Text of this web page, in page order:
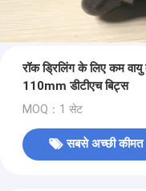
रॉक ड्रिलिंग के लिए कम
110mm डीटीएच बिट्स
MOQ：1 सेट
सबसे अच्छी कीमत